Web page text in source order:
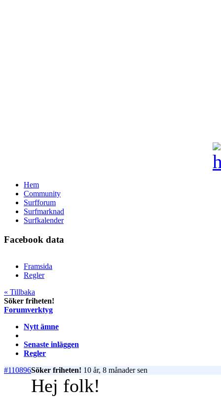
Hem
Community
Surfforum
Surfmarknad
Surfkalender
Facebook data
Framsida
Regler
« Tillbaka
Söker friheten!
Forumverktyg
Nytt ämne
Senaste inläggen
Regler
#110896Söker friheten! 10 år, 8 månader sen
Hej folk!